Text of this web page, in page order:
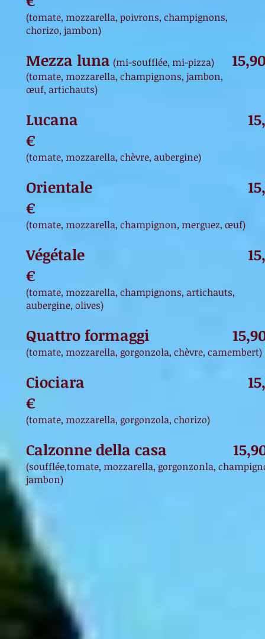
(tomate, mozzarella, poivrons, champignons,
chorizo, jambon)
Mezza luna (mi-soufflée, mi-pizza)
(tomate, mozzarella, champignons, jambon,
œuf, artichauts)
Lucana
€
(tomate, mozzarella, chèvre, aubergine)
Orientale
€
(tomate, mozzarella, champignon, merguez, œuf)
Végétale
€
(tomate, mozzarella, champignons, artichauts,
aubergine, olives)
Quattro formaggi
(tomate, mozzarella, gorgonzola, chèvre, camembert)
Ciociara
€
(tomate, mozzarella, gorgonzola, chorizo)
Calzonne della casa
(soufflée,tomate, mozzarella, gorgonzonla,
jambon)